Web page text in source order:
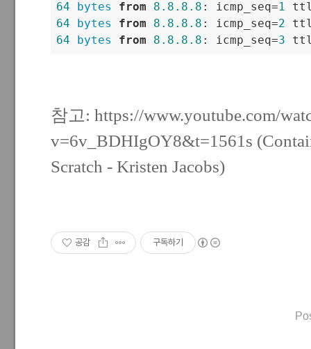
64 bytes from 8.8 .8 .8 : icmp_seq=1
64
bytes from 8.8 .8 .8 : icmp_seq=2
64
bytes from 8.8 .8 .8 : icmp_seq=3
참고: https://www.youtube.com/
v=6v_BDHIgOY8&t=1561s
Scratch - Kristen Jacobs)
공감 구독하기